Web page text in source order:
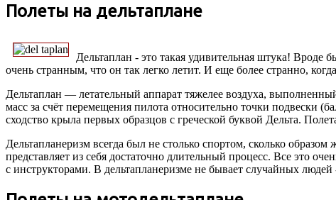
Полеты на дельтаплане
Дельтаплан - это такая удивительная штука! Вроде
очень странным, что он так легко летит. И еще более странно,
Дельтаплан — летательный аппарат тяжелее воздуха,
масс за счёт перемещения пилота относительно точки подвески
сходство крыла первых образцов с греческой буквой Дельта.
Дельтапланеризм всегда был не столько спортом, сколько
представляет из себя достаточно длительный процесс. Все это
с инструкторами. В дельтапланеризме не бывает случайных